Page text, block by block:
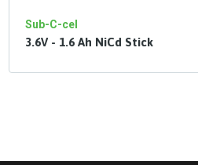
Sub-C-cel
3.6V - 1.6 Ah NiCd Stick